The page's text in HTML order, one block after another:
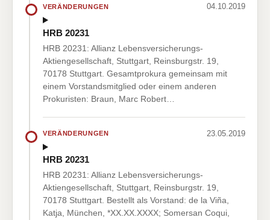
VERÄNDERUNGEN 04.10.2019
HRB 20231
HRB 20231: Allianz Lebensversicherungs-
Aktiengesellschaft, Stuttgart, Reinsburgstr. 19,
70178 Stuttgart. Gesamtprokura gemeinsam mit
einem Vorstandsmitglied oder einem anderen
Prokuristen: Braun, Marc Robert…
VERÄNDERUNGEN 23.05.2019
HRB 20231
HRB 20231: Allianz Lebensversicherungs-
Aktiengesellschaft, Stuttgart, Reinsburgstr. 19,
70178 Stuttgart. Bestellt als Vorstand: de la Viña,
Katja, München, *XX.XX.XXXX; Somersan Coqui,